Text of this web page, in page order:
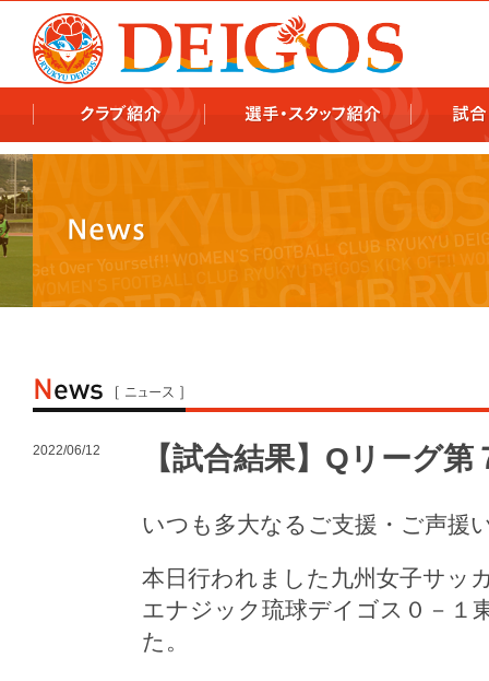
2022/06/12 【試合結果】Qリーグ
いつも多大なるご支援・ご声援
本日行われました九州女子サッ
エナジック琉球デイゴス０－１
た。